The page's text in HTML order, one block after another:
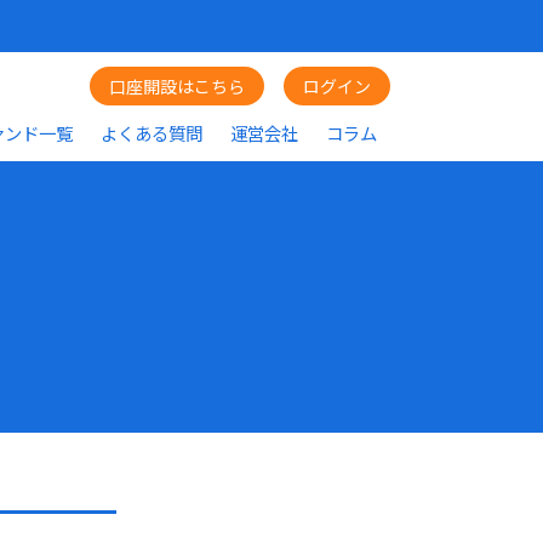
口座開設はこちら ログイン
ンド一覧 よくある質問 運営会社 コラム